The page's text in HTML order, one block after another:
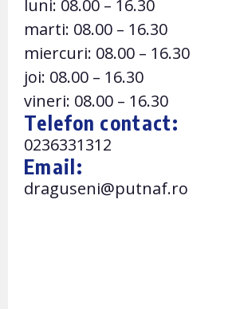
luni: 08.00 – 16.30
marti: 08.00 – 16.30
miercuri: 08.00 – 16.30
joi: 08.00 – 16.30
vineri: 08.00 – 16.30
Telefon contact:
0236331312
Email:
draguseni@putnaf.ro